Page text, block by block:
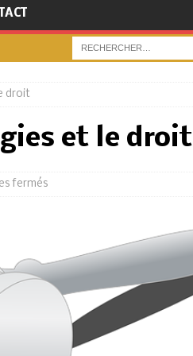
droit
et le droit
fermés